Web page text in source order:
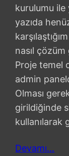
kurulumu
yazıda
nasıl
Proje temel
admin
Olması
girildiğinde
kullanılarak
Devamı…